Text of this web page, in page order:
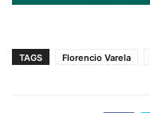
TAGS Florencio Varela